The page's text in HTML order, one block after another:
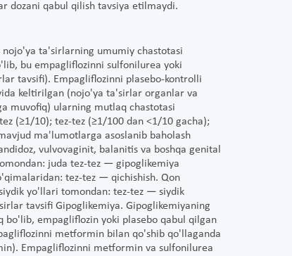
dozani qabul qilish tavsiya etilmaydi.
ta'sirlarning umumiy chastotasi
bu empagliflozinni sulfonilurea yoki
tavsifi). Empagliflozinni plasebo-kontrolli
keltirilgan (nojo'ya ta'sirlar organlar va
muvofiq) ularning mutlaq chastotasi
(≥1/10); tez-tez (≥1/100 dan <1/10 gacha);
ma'lumotlarga asoslanib baholash
vulvovaginit, balanitis va boshqa genital
juda tez-tez — gipoglikemiya
tez-tez — qichishish. Qon
yo'llari tomondan: tez-tez — siydik
tavsifi Gipoglikemiya. Gipoglikemiyaning
empagliflozin yoki plasebo qabul qilgan
metformin bilan qo'shib qo'llaganda
Empagliflozinni metformin va sulfonilurea